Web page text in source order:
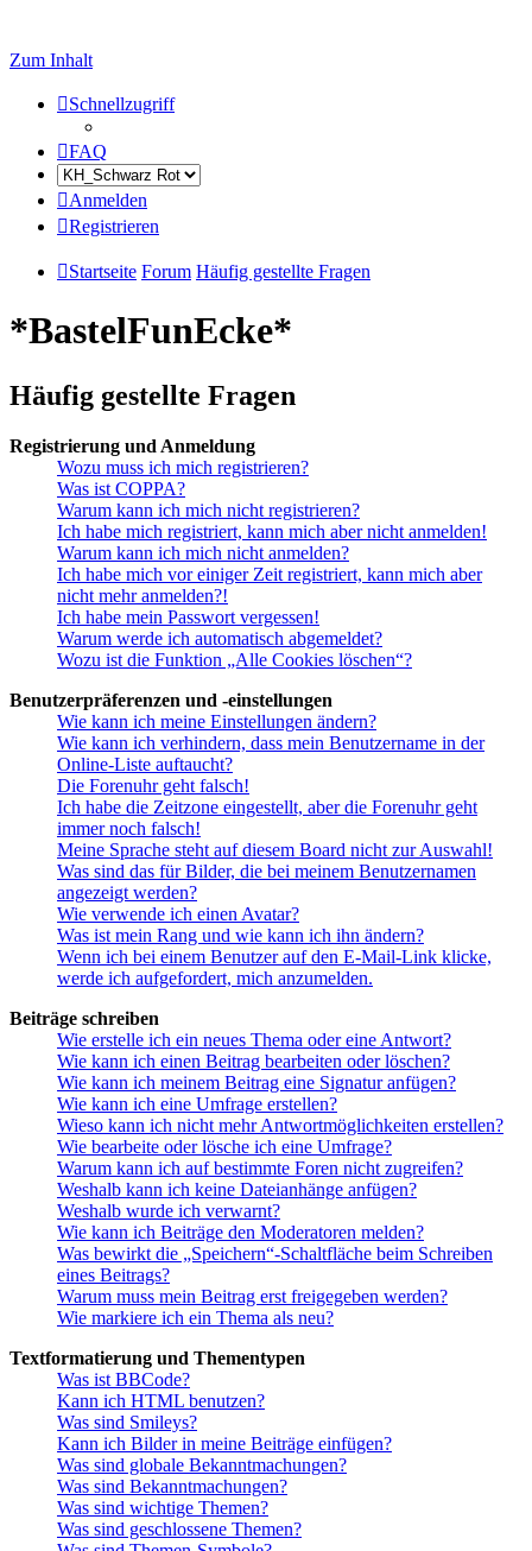
Zum Inhalt
Schnellzugriff
FAQ
Anmelden
Registrieren
Startseite Forum Häufig gestellte Fragen
*BastelFunEcke*
Häufig gestellte Fragen
Registrierung und Anmeldung
Wozu muss ich mich registrieren?
Was ist COPPA?
Warum kann ich mich nicht registrieren?
Ich habe mich registriert, kann mich aber nicht anmelden!
Warum kann ich mich nicht anmelden?
Ich habe mich vor einiger Zeit registriert, kann mich aber
nicht mehr anmelden?!
Ich habe mein Passwort vergessen!
Warum werde ich automatisch abgemeldet?
Wozu ist die Funktion „Alle Cookies löschen“?
Benutzerpräferenzen und -einstellungen
Wie kann ich meine Einstellungen ändern?
Wie kann ich verhindern, dass mein Benutzername in der
Online-Liste auftaucht?
Die Forenuhr geht falsch!
Ich habe die Zeitzone eingestellt, aber die Forenuhr geht
immer noch falsch!
Meine Sprache steht auf diesem Board nicht zur Auswahl!
Was sind das für Bilder, die bei meinem Benutzernamen
angezeigt werden?
Wie verwende ich einen Avatar?
Was ist mein Rang und wie kann ich ihn ändern?
Wenn ich bei einem Benutzer auf den E-Mail-Link klicke,
werde ich aufgefordert, mich anzumelden.
Beiträge schreiben
Wie erstelle ich ein neues Thema oder eine Antwort?
Wie kann ich einen Beitrag bearbeiten oder löschen?
Wie kann ich meinem Beitrag eine Signatur anfügen?
Wie kann ich eine Umfrage erstellen?
Wieso kann ich nicht mehr Antwortmöglichkeiten erstellen?
Wie bearbeite oder lösche ich eine Umfrage?
Warum kann ich auf bestimmte Foren nicht zugreifen?
Weshalb kann ich keine Dateianhänge anfügen?
Weshalb wurde ich verwarnt?
Wie kann ich Beiträge den Moderatoren melden?
Was bewirkt die „Speichern“-Schaltfläche beim Schreiben
eines Beitrags?
Warum muss mein Beitrag erst freigegeben werden?
Wie markiere ich ein Thema als neu?
Textformatierung und Thementypen
Was ist BBCode?
Kann ich HTML benutzen?
Was sind Smileys?
Kann ich Bilder in meine Beiträge einfügen?
Was sind globale Bekanntmachungen?
Was sind Bekanntmachungen?
Was sind wichtige Themen?
Was sind geschlossene Themen?